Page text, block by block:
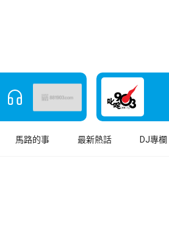
馬路的事 最新熱話 DJ專欄